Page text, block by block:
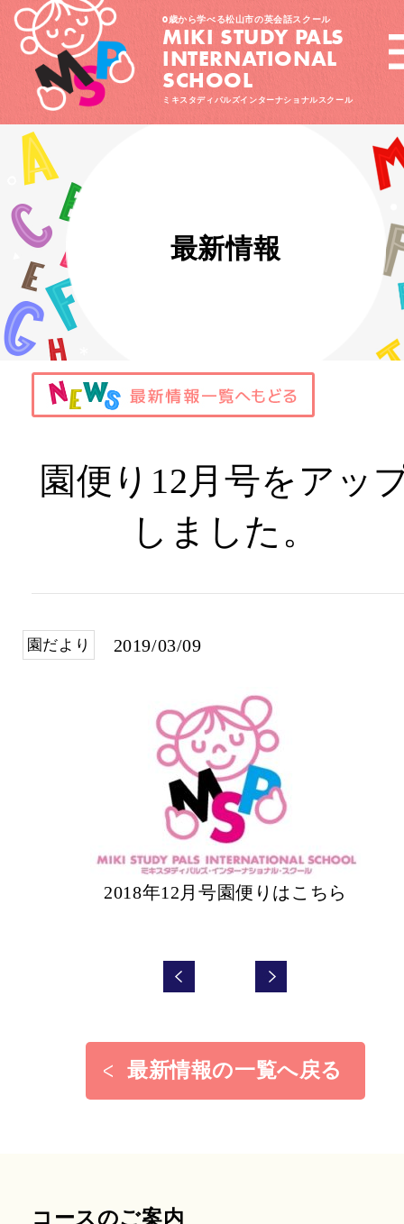
0歳から学べる松山市の英会話スクール
MIKI STUDY PALS
INTERNATIONAL
SCHOOL
ミキスタディパルズインターナショナルスクール
最新情報
園便り12月号をアッ
しました。
園だより 2019/03/09
2018年12月号園便りはこちら
最新情報の一覧へ戻る
コースのご案内